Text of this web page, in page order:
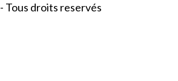
- Tous droits reservés